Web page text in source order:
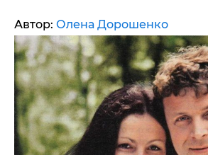
Автор: Олена Дорошенко